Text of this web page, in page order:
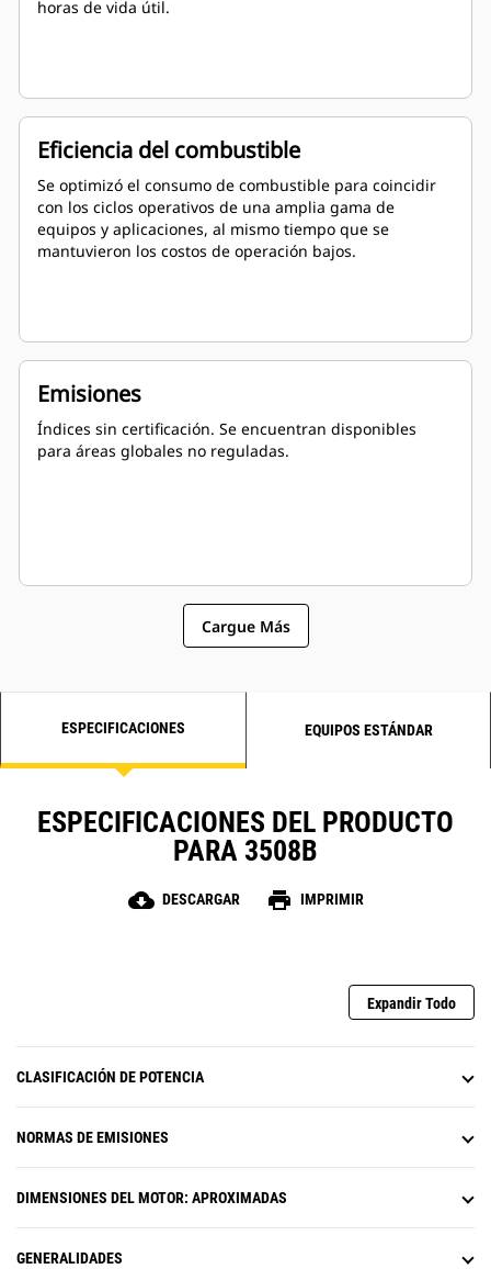
horas de vida útil.
Eficiencia del combustible
Se optimizó el consumo de combustible para coincidir
con los ciclos operativos de una amplia gama de
equipos y aplicaciones, al mismo tiempo que se
mantuvieron los costos de operación bajos.
Emisiones
Índices sin certificación. Se encuentran disponibles
para áreas globales no reguladas.
Cargue Más
ESPECIFICACIONES EQUIPOS ESTÁNDAR
ESPECIFICACIONES DEL PRODUCTO
PARA 3508B
cloud_download DESCARGAR print IMPRIMIR
Expandir Todo
CLASIFICACIÓN DE POTENCIA
NORMAS DE EMISIONES
DIMENSIONES DEL MOTOR: APROXIMADAS
GENERALIDADES